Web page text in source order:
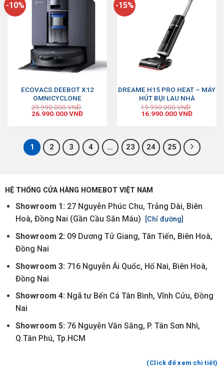
-10%
ECOVACS DEEBOT X12
OMNICYCLONE
29.990.000VNĐ
26.990.000VNĐ
-15%
DREAME H15 PRO HEAT – MÁY
HÚT BỤI LAU NHÀ
19.990.000VNĐ
16.990.000VNĐ
1 2 3 4 … 23 24 25
HỆ THỐNG CỬA HÀNG HOMEBOT VIỆT NAM
Showroom 1: 27 Nguyễn Phúc Chu, Trảng Dài, Biên
Hoà, Đồng Nai (Gần Cầu Săn Máu)
[Chỉ đường]
Showroom 2: 09 Dương Tử Giang, Tân Tiến, Biên Hoà,
Đồng Nai
Showroom 3: 716 Nguyễn Ái Quốc, Hố Nai, Biên Hoà,
Đồng Nai
Showroom 4:Ngã tư Bến Cá Tân Bình, Vĩnh Cửu, Đồng
Nai
Showroom 5: 76 Nguyễn Văn Săng, P. Tân Sơn Nhì,
Q.Tân Phú, Tp.HCM
(Click để xem chi tiết)